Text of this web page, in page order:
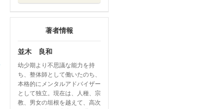
著者情報
並木 良和
幼少期より不思議な能力を持
ち、整体師として働いたのち、
本格的にメンタルアドバイザー
として独立。現在は、人種、宗
教、男女の垣根を越えて、高次